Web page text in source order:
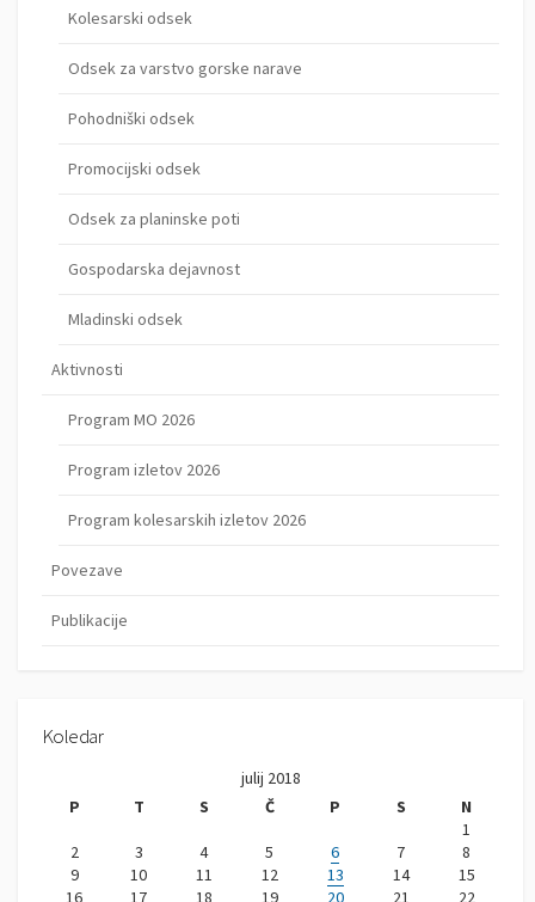
Kolesarski odsek
Odsek za varstvo gorske narave
Pohodniški odsek
Promocijski odsek
Odsek za planinske poti
Gospodarska dejavnost
Mladinski odsek
Aktivnosti
Program MO 2026
Program izletov 2026
Program kolesarskih izletov 2026
Povezave
Publikacije
Koledar
julij 2018
P
T S Č P S
N
1
2
3 4 5 6 7
8
9
10 11 12 13 14
15
16
17 18 19 20 21
22